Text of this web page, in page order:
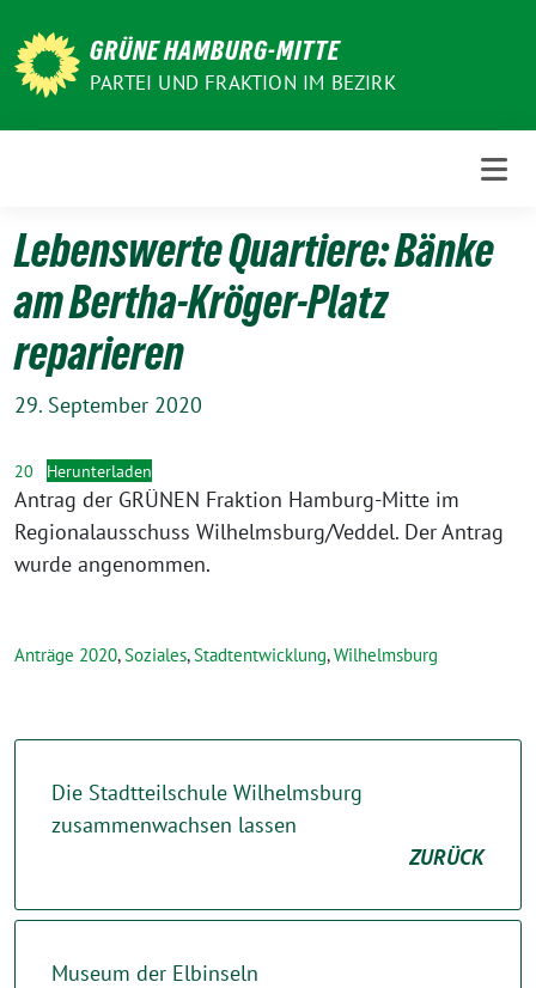
zum
Inhalt
GRÜNE HAMBURG-MITTE
PARTEI UND FRAKTION IM BEZIRK
Lebenswerte Quartiere: Bänke
am Bertha-Kröger-Platz
reparieren
29. September 2020
20 Herunterladen
Antrag der GRÜNEN Fraktion Hamburg-Mitte im
Regionalausschuss Wilhelmsburg/Veddel. Der Antrag
wurde angenommen.
Anträge 2020,Soziales,Stadtentwicklung,Wilhelmsburg
Die Stadtteilschule Wilhelmsburg
zusammenwachsen lassen
ZURÜCK
Museum der Elbinseln